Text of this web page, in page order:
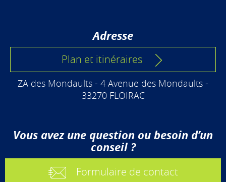
Adresse
Plan et itinéraires
ZA des Mondaults - 4 Avenue des Mondaults -
33270 FLOIRAC
Vous avez une question ou besoin d’un
conseil ?
Formulaire de contact